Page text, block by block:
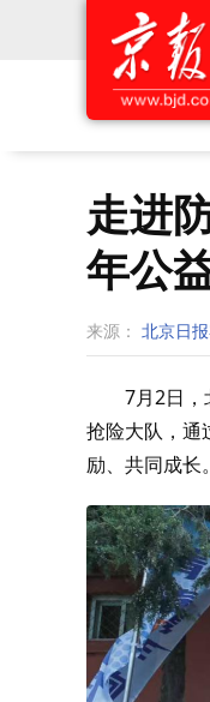
走进
年公
来源： 北京日
7月2日，
抢险大队，通
励、共同成长